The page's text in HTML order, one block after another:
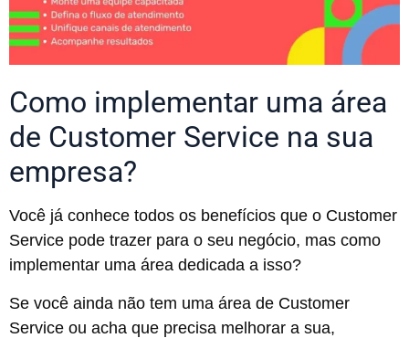
Como implementar uma área
de Customer Service na sua
empresa?
Você já conhece todos os benefícios que o Customer
Service pode trazer para o seu negócio, mas como
implementar uma área dedicada a isso?
Se você ainda não tem uma área de Customer
Service ou acha que precisa melhorar a sua,